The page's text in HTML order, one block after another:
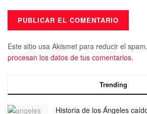
Este sitio usa Akismet para reducir el spam.
procesan los datos de tus comentarios.
Trending
Historia de los Ángeles